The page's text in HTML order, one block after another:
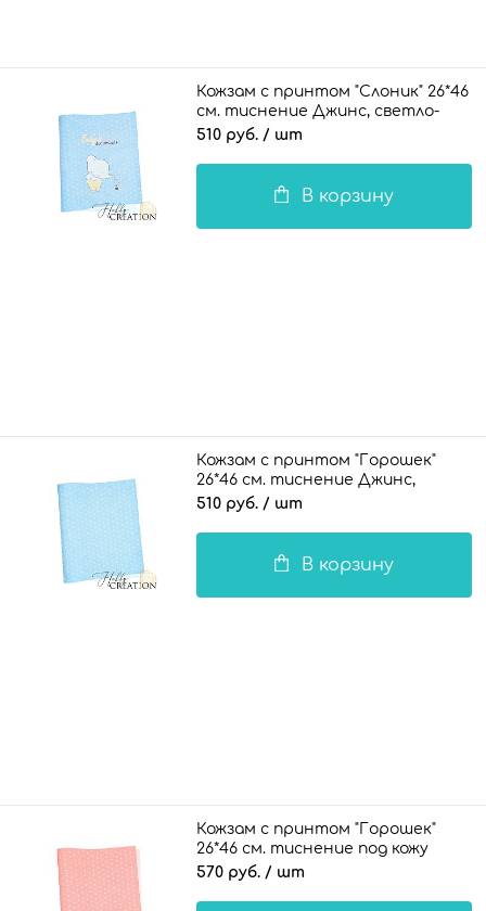
Кожзам с принтом "Слоник" 26*46
см. тиснение Джинс, светло-
голубой
510 руб. / шт
В корзину
Кожзам с принтом "Горошек"
26*46 см. тиснение Джинс,
светло-голубой
510 руб. / шт
В корзину
Кожзам с принтом "Горошек"
26*46 см. тиснение под кожу
Шарм, светло-розовый
570 руб. / шт